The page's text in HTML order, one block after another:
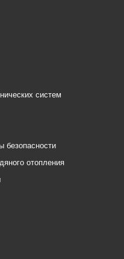
систем
безопасности
отопления